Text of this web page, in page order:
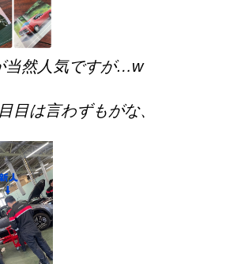
当然人気ですが…w
目は言わずもがな、